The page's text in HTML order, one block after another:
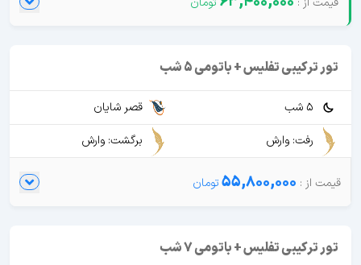
تور ترکیبی تفلیس + باتومی 5 شب
5 شب
قصر شایان
رفت: وارش
برگشت: وارش
55,800,000
تور ترکیبی تفلیس + باتومی 7 شب